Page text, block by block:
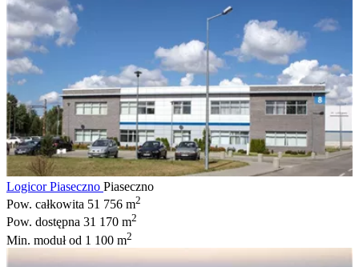
Logicor Piaseczno Piaseczno
Pow. całkowita 51 756 m2
Pow. dostępna 31 170 m2
Min. modułod 1 100 m2